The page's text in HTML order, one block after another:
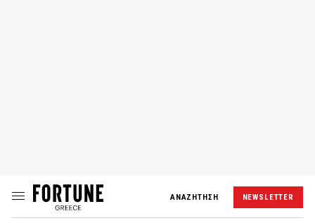
ΑΝΑΖΗΤΗΣΗ NEWSLETTER